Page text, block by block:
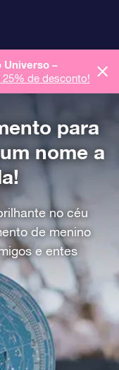
Universo –
25% de desconto!
para
nome a
no céu
de menino
e entes